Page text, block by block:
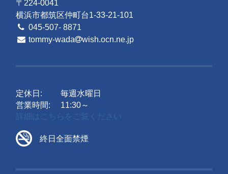
〒224-0041
横浜市都筑区仲町台1-33-21-101
045-507- 8871
tommy-wada
wish.ocn.ne.jp
定休日:
毎週水曜日
営業時間:
11:30～
詳細はこちらをご覧ください
終日全面禁煙